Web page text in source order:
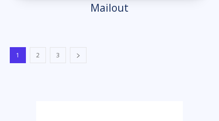
Mailout
1 2 3